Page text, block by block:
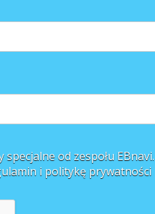
od zespołu EBnavi.
i politykę prywatności